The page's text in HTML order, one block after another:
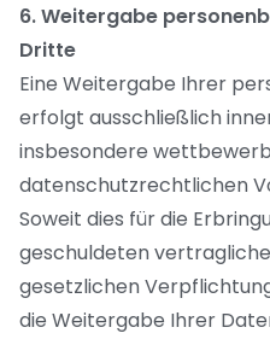
6. Weitergabe
Dritte
Eine Weitergabe Ihrer
erfolgt ausschließlich
insbesondere
datenschutzrechtlichen
Soweit dies für die
geschuldeten
gesetzlichen
die Weitergabe Ihrer